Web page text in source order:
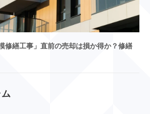
修繕工事」直前の売却は損か得か？修繕